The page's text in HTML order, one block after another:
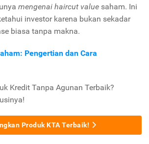
mengenai haircut value saham. Ini
investor karena bukan sekadar
biasa tanpa makna.
Pengertian dan Cara
Kredit Tanpa Agunan Terbaik?
Produk KTA Terbaik!